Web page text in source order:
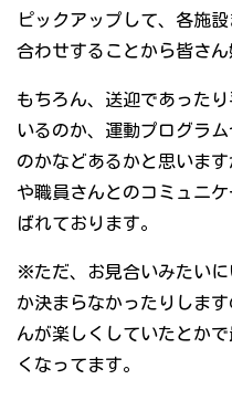
ピックアップして、各施
合わせすることから皆さん
もちろん、送迎であった
いるのか、運動プログラ
のかなどあるかと思いま
や職員さんとのコミュニ
ばれております。
※ただ、お見合いみたい
か決まらなかったりしま
んが楽しくしていたとか
くなってます。